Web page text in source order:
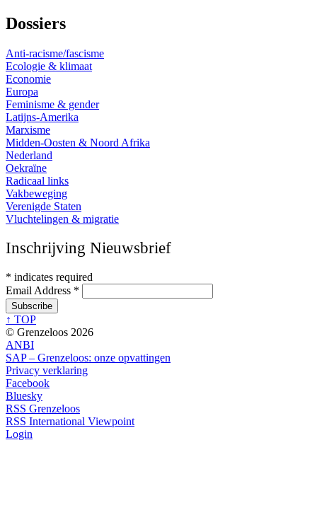
Dossiers
Anti-racisme/fascisme
Ecologie & klimaat
Economie
Europa
Feminisme & gender
Latijns-Amerika
Marxisme
Midden-Oosten & Noord Afrika
Nederland
Oekraïne
Radicaal links
Vakbeweging
Verenigde Staten
Vluchtelingen & migratie
Inschrijving Nieuwsbrief
* indicates required
Email Address *
↑ TOP
© Grenzeloos 2026
ANBI
SAP – Grenzeloos: onze opvattingen
Privacy verklaring
Facebook
Bluesky
RSS Grenzeloos
RSS International Viewpoint
Login